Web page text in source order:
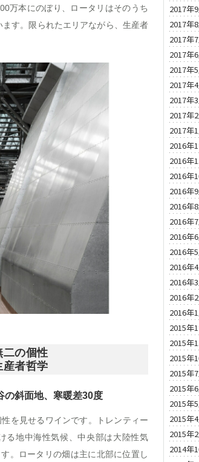
万本にのぼり、ロータリはそのうち
す。限られたエリアながら、生産者
二の個性
産者哲学
の斜面地、寒暖差30度
を見せるワインです。トレンティー
る地中海性気候、中央部は大陸性気
。ロータリの畑は主に北部に位置し
2017年
2017年
2017年
2017年
2017年
2017年
2017年
2017年
2017年
2016年
2016年
2016年
2016年
2016年
2016年
2016年
2016年
2016年
2016年
2016年
2016年
2015年
2015年
2015年
2015年
2015年
2015年
2015年
2015年
2014年